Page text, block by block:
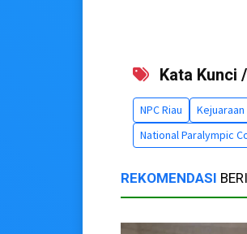
Kata Kunci
NPC Riau
Kejuaraan
National Paralympic
REKOMENDASI